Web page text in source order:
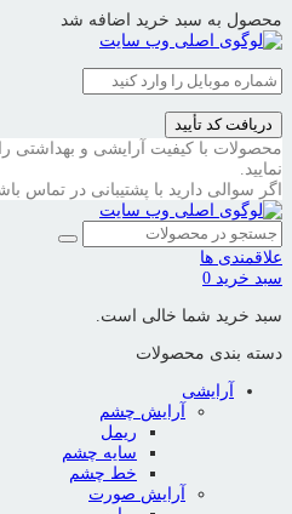
محصول به سبد خرید اضافه شد
دریافت کد تأیید
محصولات با کیفیت آرایشی و بهداشتی
نمایید.
اگر سوالی دارید با پشتیبانی در تماس
علاقمندی ها
سبد خرید 0
سبد خرید شما خالی است.
دسته بندی محصولات
آرایشی
آرایش چشم
ریمل
سایه چشم
خط چشم
آرایش صورت